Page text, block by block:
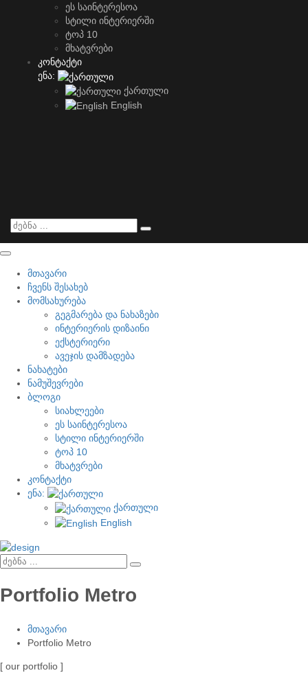
ეს საინტერესოა
სტილი ინტერიერში
ტოპ 10
მხატვრები
კონტაქტი
ენა:
ქართული
English
მთავარი
ჩვენს შესახებ
მომსახურება
გეგმარება და ნახაზები
ინტერიერის დიზაინი
ექსტერიერი
ავეჯის დამზადება
ნახატები
ნამუშევრები
ბლოგი
სიახლეები
ეს საინტერესოა
სტილი ინტერიერში
ტოპ 10
მხატვრები
კონტაქტი
ენა:
ქართული
English
Portfolio Metro
მთავარი
Portfolio Metro
[ our portfolio ]